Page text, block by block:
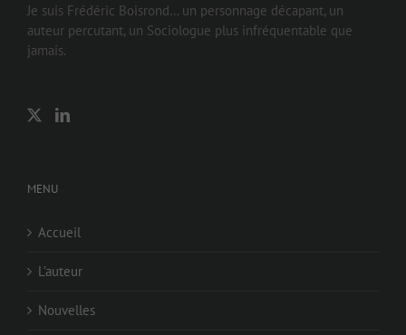
Je suis Frédéric Boisrond… un personnage décapant, un
auteur percutant, un Sociologue plus infréquentable que
jamais.
MENU
Accueil
L’auteur
Nouvelles